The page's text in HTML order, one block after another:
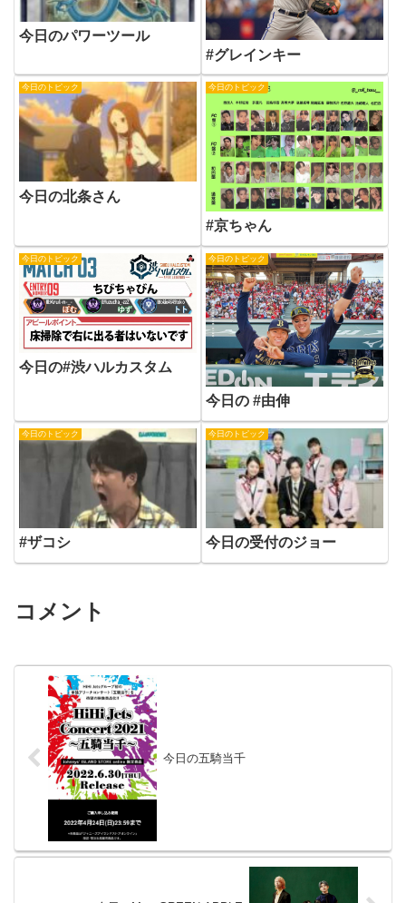
今日のパワーツール
#グレインキー
今日のトピック
今日の北条さん
今日のトピック
#京ちゃん
今日のトピック
今日の#渋ハルカスタム
今日のトピック
今日の #由伸
今日のトピック
#ザコシ
今日のトピック
今日の受付のジョー
コメント
今日の五騎当千